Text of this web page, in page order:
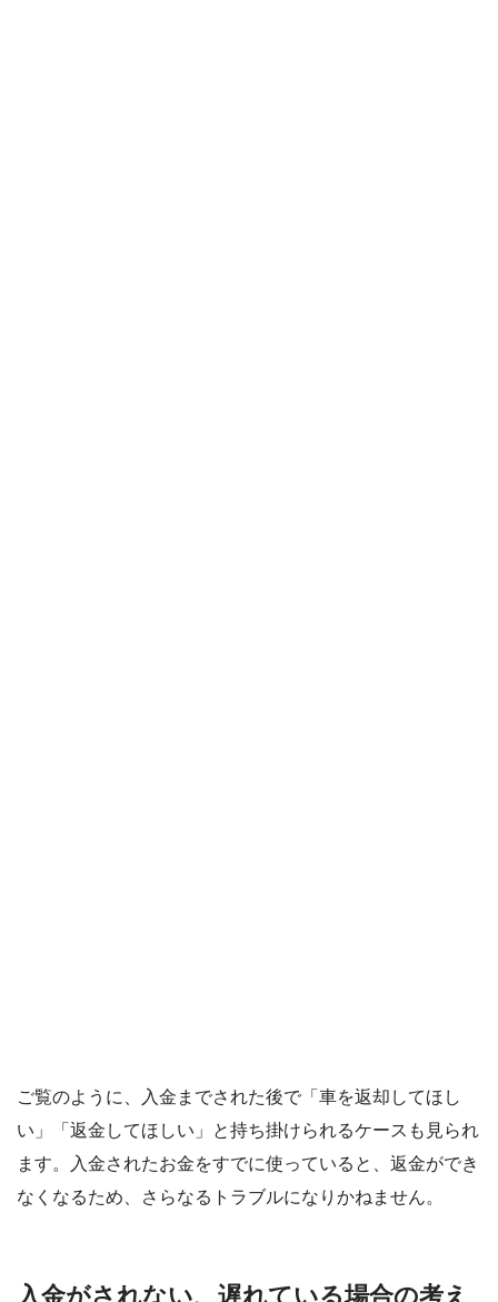
ご覧のように、入金までされた後で「車を返却してほし
い」「返金してほしい」と持ち掛けられるケースも見られ
ます。入金されたお金をすでに使っていると、返金ができ
なくなるため、さらなるトラブルになりかねません。
入金がされない、遅れている場合の考え